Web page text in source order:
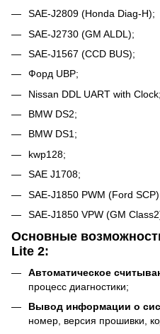
SAE-J2809 (Honda Diag-H);
SAE-J2730 (GM ALDL);
SAE-J1567 (CCD BUS);
Форд UBP;
Nissan DDL UART with Clock;
BMW DS2;
BMW DS1;
kwp128;
SAE J1708;
SAE-J1850 PWM (Ford
SAE-J1850 VPW (GM
Основные
Lite 2:
Автоматическое
процесс диагностики;
Вывод информации о
номер, версия прошивки,